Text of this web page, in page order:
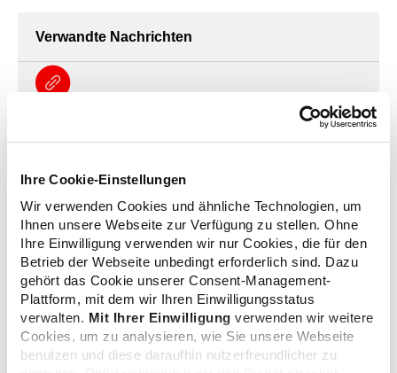
Ihre Cookie-Einstellungen
Wir verwenden Cookies und ähnliche Technologien, um
Ihnen unsere Webseite zur Verfügung zu stellen. Ohne
Ihre Einwilligung verwenden wir nur Cookies, die für den
Betrieb der Webseite unbedingt erforderlich sind. Dazu
gehört das Cookie unserer Consent-Management-
Plattform, mit dem wir Ihren Einwilligungsstatus
verwalten. Mit Ihrer Einwilligung verwenden wir weitere
Cookies, um zu analysieren, wie Sie unsere Webseite
benutzen und diese daraufhin nutzerfreundlicher zu
Verwandte Nachrichten
ABDA-Livestreams in der kommenden Woche
Terminverlegung: "Lass uns reden!" mit Dr. Gottfried
Ludewig
24.06.2021
„Lass uns reden!" mit Maria Klein-Schmeink
19.03.2021